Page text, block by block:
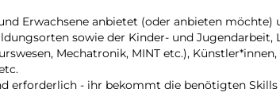
Erwachsene anbietet (oder anbieten
sowie der Kinder- und
Mechatronik, MINT etc.),
erforderlich - ihr bekommt die benötigten